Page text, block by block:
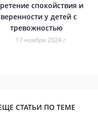
спокойствия и
у детей с
тревожностью
17 ноября 2024 г.
СТАТЬИ ПО ТЕМЕ